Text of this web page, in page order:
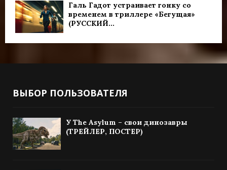
Галь Гадот устраивает гонку со
временем в триллере «Бегущая»
(РУССКИЙ...
ВЫБОР ПОЛЬЗОВАТЕЛЯ
У The Asylum – свои динозавры
(ТРЕЙЛЕР, ПОСТЕР)